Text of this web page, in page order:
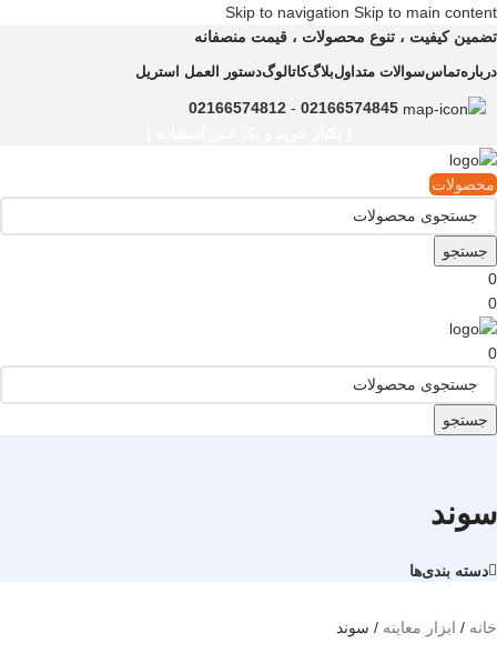
Skip to navigation Skip to main content
تضمین کیفیت ، تنوع محصولات ، قیمت منصفانه
دربارهتماسسوالات متداولبلاگکاتالوگدستور العمل استریل
02166574845
-
02166574812
محصولات
جستجو
0
0
0
جستجو
سوند
دسته بندی‌ها
خانه / ابزار معاینه / سوند